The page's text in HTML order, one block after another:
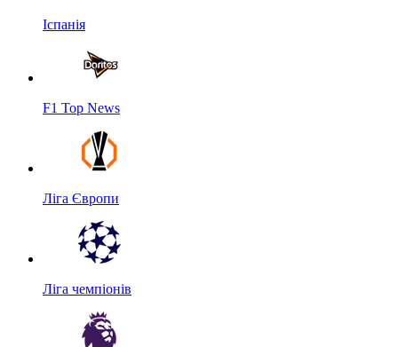
Іспанія
F1 Top News
Ліга Європи
Ліга чемпіонів